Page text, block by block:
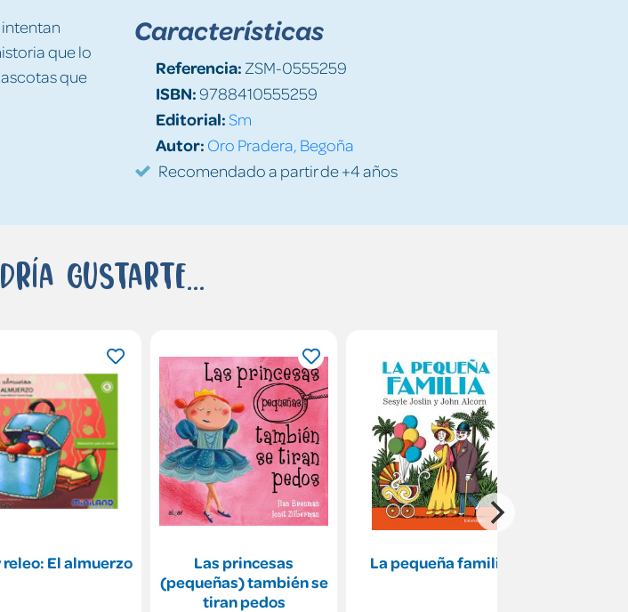
que lo
que
Características
Referencia: ZSM-0555259
ISBN:9788410555259
Editorial:Sm
Autor: Oro Pradera, Begoña
Recomendado a partir de +4 años
gustarte...
releo: El almuerzo
Las princesas
(pequeñas) también se
tiran pedos
La pequeña familia